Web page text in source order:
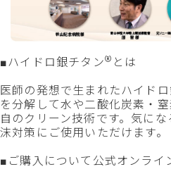
■ハイドロ銀チタン® とは
医師の発想で生まれたハイド
を分解して水や二酸化炭素・
自のクリーン技術です。気に
沫対策にご使用いただけます。
■ご購入について 公式オンライ